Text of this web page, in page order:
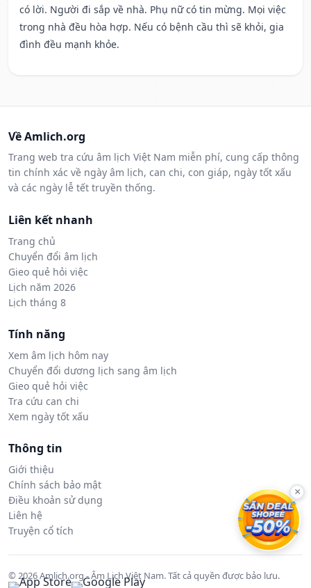
có lời. Người đi sắp về nhà. Phụ nữ có tin mừng. Mọi việc
trong nhà đều hòa hợp. Nếu có bệnh cầu thì sẽ khỏi, gia
đình đều mạnh khỏe.
Về Amlich.org
Trang web tra cứu âm lịch Việt Nam miễn phí, cung cấp thông
tin chính xác về ngày âm lịch, can chi, con giáp, ngày tốt xấu
và các ngày lễ tết truyền thống.
Liên kết nhanh
Trang chủ
Chuyển đổi âm lịch
Gieo quẻ hỏi việc
Lịch năm 2026
Lịch tháng 8
Tính năng
Xem âm lịch hôm nay
Chuyển đổi dương lịch sang âm lịch
Gieo quẻ hỏi việc
Tra cứu can chi
Xem ngày tốt xấu
Thông tin
Giới thiệu
Chính sách bảo mật
Điều khoản sử dụng
Liên hệ
Truyện cổ tích
© 2026 Amlich.org - Âm Lịch Việt Nam. Tất cả quyền được bảo lưu.
×